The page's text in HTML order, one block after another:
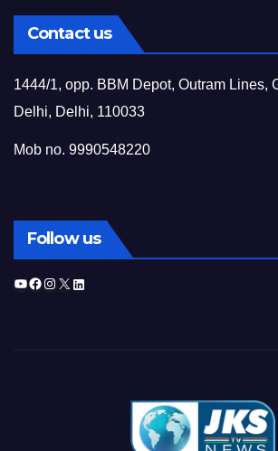
Contact us
1444/1, opp. BBM Depot, Outram Lines,
Delhi, Delhi, 110033
Mob no. 9990548220
Follow us
YouTube
Facebook
Instagram
X LinkedIn